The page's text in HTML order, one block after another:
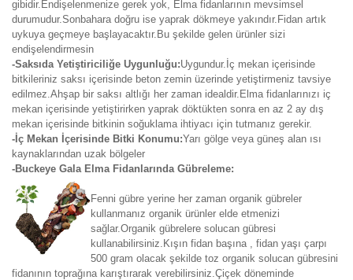
gibidir.Endişelenmenize gerek yok, Elma fidanlarının mevsimsel
durumudur.Sonbahara doğru ise yaprak dökmeye yakındır.Fidan artık
uykuya geçmeye başlayacaktır.Bu şekilde gelen ürünler sizi
endişelendirmesin
-Saksıda Yetiştiriciliğe Uygunluğu:Uygundur.İç mekan içerisinde
bitkileriniz saksı içerisinde beton zemin üzerinde yetiştirmeniz tavsiye
edilmez.Ahşap bir saksı altlığı her zaman idealdir.Elma fidanlarınızı iç
mekan içerisinde yetiştirirken yaprak döktükten sonra en az 2 ay dış
mekan içerisinde bitkinin soğuklama ihtiyacı için tutmanız gerekir.
-İç Mekan İçerisinde Bitki Konumu:Yarı gölge veya güneş alan ısı
kaynaklarından uzak bölgeler
-Buckeye Gala Elma Fidanlarında Gübreleme:
Fenni gübre yerine her zaman organik gübreler
kullanmanız organik ürünler elde etmenizi
sağlar.Organik gübrelere solucan gübresi
kullanabilirsiniz.Kışın fidan başına , fidan yaşı çarpı
500 gram olacak şekilde toz organik solucan gübresini
fidanının toprağına karıştırarak verebilirsiniz.Çiçek döneminde